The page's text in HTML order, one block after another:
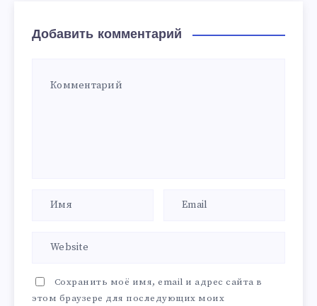
Добавить комментарий
Сохранить моё имя, email и адрес сайта в
этом браузере для последующих моих